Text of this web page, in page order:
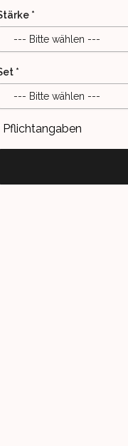
*
--- Bitte wählen ---
*
--- Bitte wählen ---
Pflichtangaben